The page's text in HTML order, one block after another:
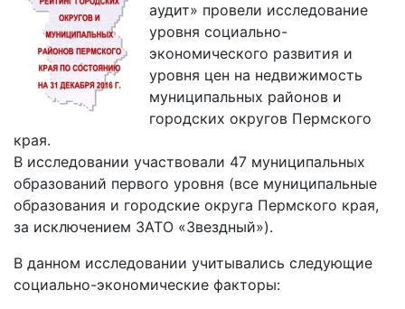
аудит» провели исследование
уровня социально-
экономического развития и
уровня цен на недвижимость
муниципальных районов и
городских округов Пермского
края.
В исследовании участвовали 47 муниципальных
образований первого уровня (все муниципальные
образования и городские округа Пермского края,
за исключением ЗАТО «Звездный»).
В данном исследовании учитывались следующие
социально-экономические факторы: